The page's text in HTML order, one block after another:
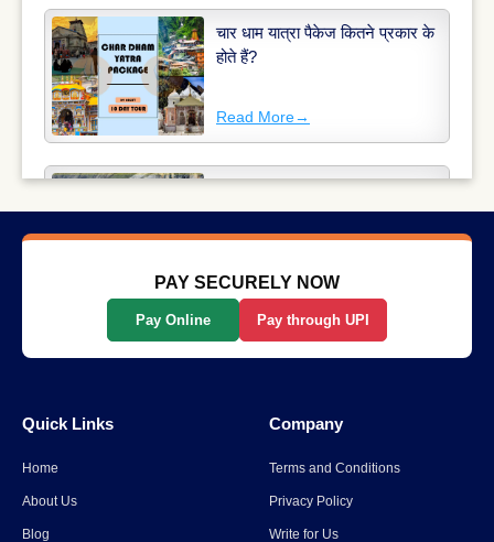
चार धाम यात्रा पैकेज कितने प्रकार के
होते हैं?
Read More→
अमरनाथ यात्रा 2025: अमरनाथ यात्रा
की कहानी
Read More →
कुंभ मेला टेंट बुकिंग: कुंभ मेला 2025 में
Read More→
Uttarakhand: ओल्ड लिपुपास से
कैलाश पर्वत के दर्शन को केंद्र की
PAY SECURELY NOW
Pay Online Pay through UPI
Quick Links
Home
About Us
Blog
Company
Terms and Conditions
Privacy Policy
Write for Us